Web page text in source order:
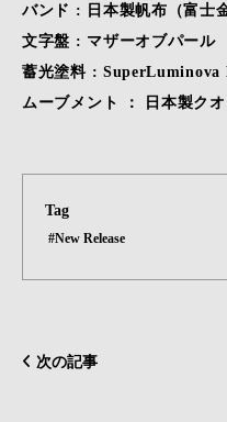
バンド : 日本製帆布（富士
文字盤 : マザーオブパール
蓄光塗料 : SuperLuminova
ムーブメント ： 日本製ク
Tag
#New Release
次の記事